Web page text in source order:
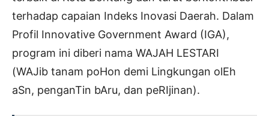
terhadap capaian Indeks Inovasi Daerah. Dalam
Profil Innovative Government Award (IGA),
program ini diberi nama WAJAH LESTARI
(WAJib tanam poHon demi Lingkungan olEh
aSn, penganTin bAru, dan peRIjinan).